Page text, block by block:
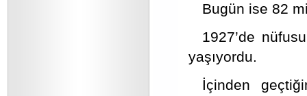
Bugün ise 82
1927’de
yaşıyordu.
İçinden